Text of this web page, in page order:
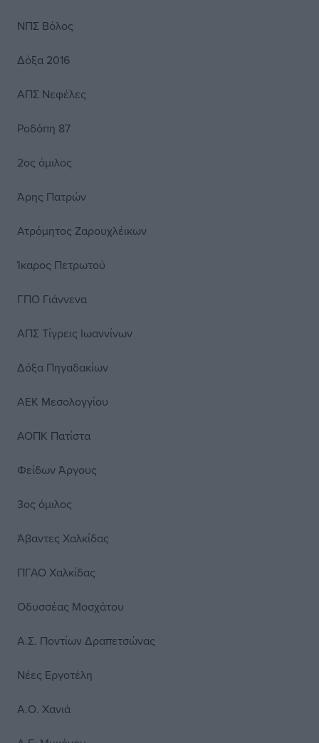
ΝΠΣ Βόλος
Δόξα 2016
ΑΠΣ Νεφέλες
Ροδόπη 87
2ος όμιλος
Άρης Πατρών
Ατρόμητος Ζαρουχλέικων
Ίκαρος Πετρωτού
ΓΠΟ Γιάννενα
ΑΠΣ Τίγρεις Ιωαννίνων
Δόξα Πηγαδακίων
ΑΕΚ Μεσολογγίου
ΑΟΠΚ Πατίστα
Φείδων Άργους
3ος όμιλος
Άβαντες Χαλκίδας
ΠΓΑΟ Χαλκίδας
Οδυσσέας Μοσχάτου
Α.Σ. Ποντίων Δραπετσώνας
Νέες Εργοτέλη
Α.Ο. Χανιά